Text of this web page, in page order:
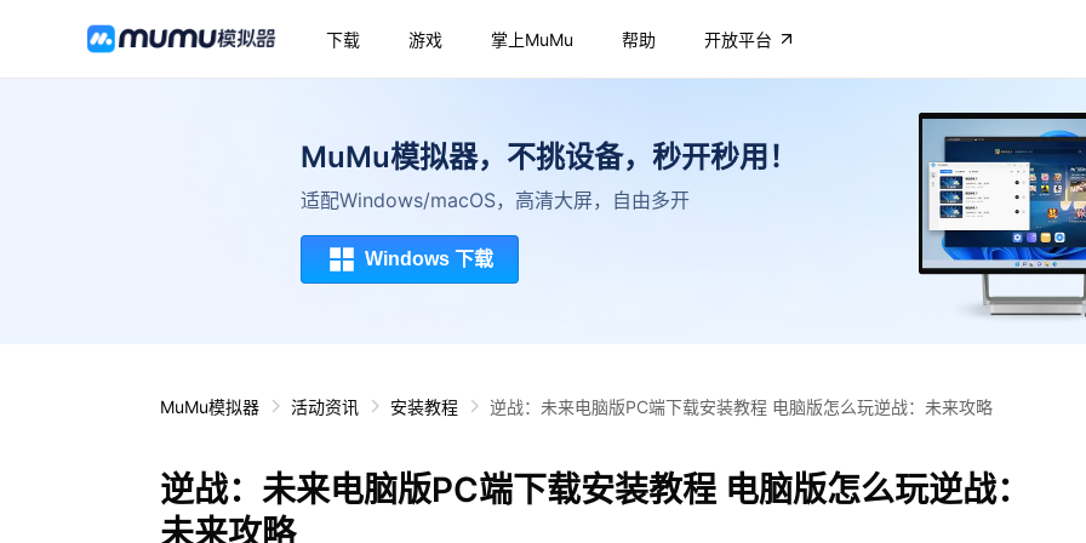
下载 游戏 掌上MuMu 帮助 开放平台
MuMu模拟器，不挑设备，秒开秒用！
适配Windows/macOS，高清大屏，自由多开
Windows 下载
MuMu模拟器 活动资讯 安装教程 逆战：未来电脑版PC端下载安装教程 电脑版怎么玩逆战：未来攻略
逆战：未来电脑版PC端下载安装教程 电脑版怎么玩逆战：
未来攻略